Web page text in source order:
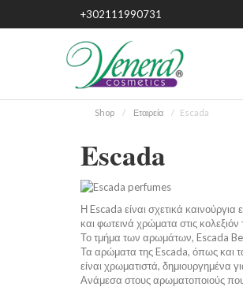
+302111990731
Shop Εταιρεία Escada
Escada
Η Escada είναι σχετικά
και φωτεινά χρώματα στις κολεξιόν
Το τμήμα των αρωμάτων, Escada
Τα αρώματα της Escada, όπως και
είναι χρωματιστά, δημιουργημένα
Ανάμεσα στους αρωματοποιούς